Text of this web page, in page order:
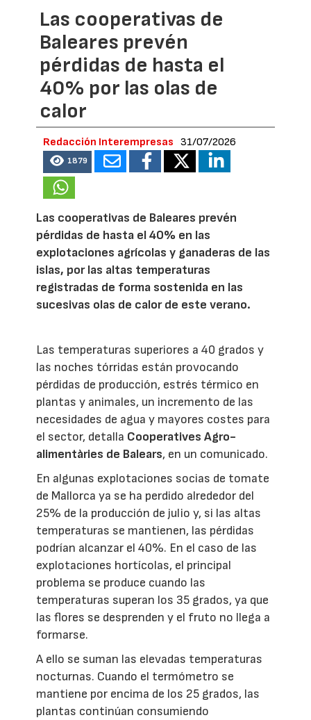
Las cooperativas de
Baleares prevén
pérdidas de hasta el
40% por las olas de
calor
Redacción Interempresas 31/07/2026
1879
Las cooperativas de Baleares prevén
pérdidas de hasta el 40% en las
explotaciones agrícolas y ganaderas de las
islas, por las altas temperaturas
registradas de forma sostenida en las
sucesivas olas de calor de este verano.
Las temperaturas superiores a 40 grados y
las noches tórridas están provocando
pérdidas de producción, estrés térmico en
plantas y animales, un incremento de las
necesidades de agua y mayores costes para
el sector, detalla Cooperatives Agro-
alimentàries de Balears, en un comunicado.
En algunas explotaciones socias de tomate
de Mallorca ya se ha perdido alrededor del
25% de la producción de julio y, si las altas
temperaturas se mantienen, las pérdidas
podrían alcanzar el 40%. En el caso de las
explotaciones hortícolas, el principal
problema se produce cuando las
temperaturas superan los 35 grados, ya que
las flores se desprenden y el fruto no llega a
formarse.
A ello se suman las elevadas temperaturas
nocturnas. Cuando el termómetro se
mantiene por encima de los 25 grados, las
plantas continúan consumiendo